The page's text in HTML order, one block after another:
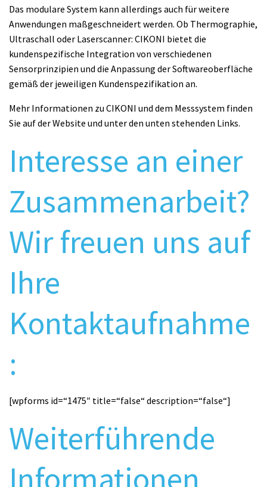
Das modulare System kann allerdings auch für weitere
Anwendungen maßgeschneidert werden. Ob Thermographie,
Ultraschall oder Laserscanner: CIKONI bietet die
kundenspezifische Integration von verschiedenen
Sensorprinzipien und die Anpassung der Softwareoberfläche
gemäß der jeweiligen Kundenspezifikation an.
Mehr Informationen zu CIKONI und dem Messsystem finden
Sie auf der Website und unter den unten stehenden Links.
Interesse an einer
Zusammenarbeit?
Wir freuen uns auf
Ihre
Kontaktaufnahme
:
[wpforms id=“1475″ title=“false“ description=“false“]
Weiterführende
Informationen